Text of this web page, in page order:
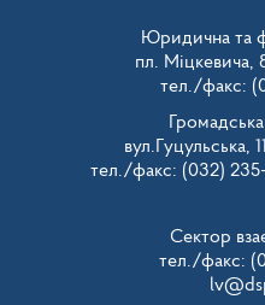
Юридична та
пл. Міцкевича,
тел./факс:
вул.Гуцульська,
тел./факс: (032)
Сектор
тел./факс: